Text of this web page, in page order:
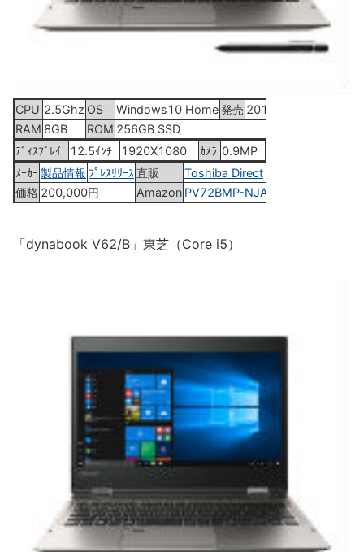
CPU 2.5Ghz OS Windows10 Home発売 2016年12月9日
RAM 8GB ROM 256GB SSD
ﾃﾞｨｽﾌﾟﾚｲ
12.5ｲﾝﾁ 1920X1080 ｶﾒﾗ 0.9MP
ﾒｰｶｰ 製品情報 ﾌﾟﾚｽﾘﾘｰｽ直販
Toshiba Direct
価格 200,000円 Amazon PV72BMP-NJA
「dynabook V62/B」東芝（Core i5）